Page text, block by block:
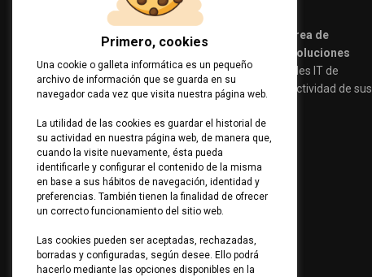
Amplio abanico de soluciones en el área de
sistemas, redes, comunicaciones y soluciones
audiovisuales.Cubrimos las necesidades IT de
nuestros clientes aumentando la productividad de sus
Primero, cookies
Una cookie o galleta informática es un pequeño
archivo de información que se guarda en su
navegador cada vez que visita nuestra página web.
La utilidad de las cookies es guardar el historial de
su actividad en nuestra página web, de manera que,
cuando la visite nuevamente, ésta pueda
identificarle y configurar el contenido de la misma
en base a sus hábitos de navegación, identidad y
preferencias. También tienen la finalidad de ofrecer
un correcto funcionamiento del sitio web.
Las cookies pueden ser aceptadas, rechazadas,
borradas y configuradas, según desee. Ello podrá
hacerlo mediante las opciones disponibles en la